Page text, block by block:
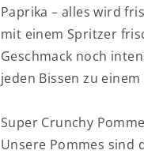
Paprika – alles wird
mit einem Spritzer
Geschmack noch
jeden Bissen zu
Super Crunchy
Unsere Pommes sind